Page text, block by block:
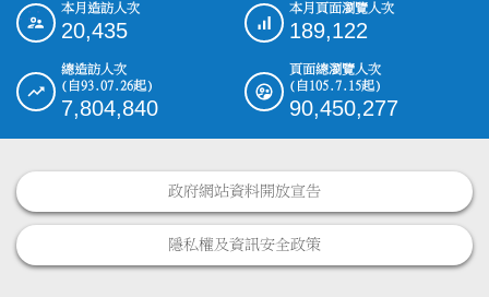
::: 本月造訪人次
20,435
本月頁面瀏覽人次
189,122
總造訪人次
(自93.07.26起)
7,804,840
頁面總瀏覽人次
(自105.7.15起)
90,450,277
政府網站資料開放宣告
隱私權及資訊安全政策